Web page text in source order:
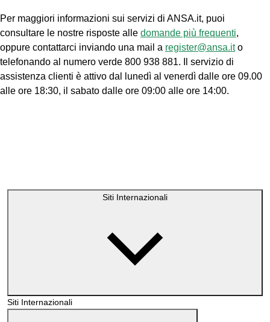
Per maggiori informazioni sui servizi di ANSA.it, puoi
consultare le nostre risposte alle domande più frequenti,
oppure contattarci inviando una mail a register@ansa.ito
telefonando al numero verde 800 938 881. Il servizio di
assistenza clienti è attivo dal lunedì al venerdì dalle ore 09.00
alle ore 18:30, il sabato dalle ore 09:00 alle ore 14:00.
Siti Internazionali
Siti Internazionali